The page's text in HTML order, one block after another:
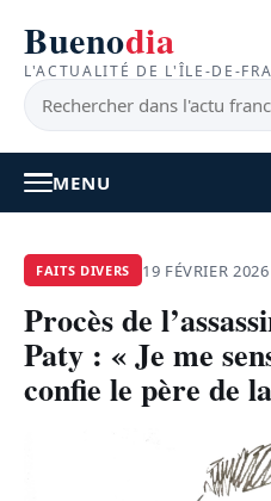
Buenodia
L'ACTUALITÉ DE L'ÎLE-DE-
MENU
ACTUALITÉ
BONS PLANS
FAITS DIVERS 19 FÉVRIER 2026
Procès de
Paty : « Je me
confie le père de